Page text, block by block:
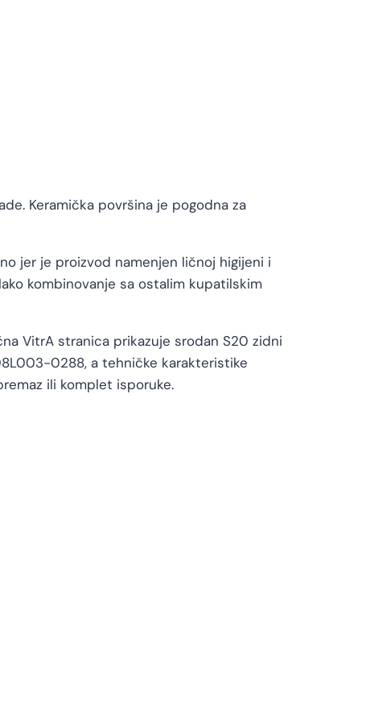
Keramička površina je pogodna za
jer je proizvod namenjen ličnoj higijeni i
kombinovanje sa ostalim kupatilskim
VitrA stranica prikazuje srodan S20 zidni
0288, a tehničke karakteristike
ili komplet isporuke.